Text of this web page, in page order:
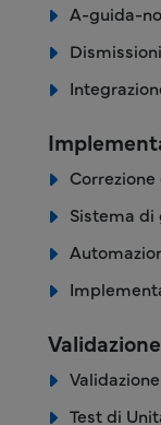
A-guida-
Sistema
Test di